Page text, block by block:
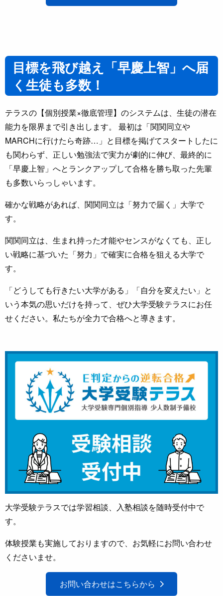
目標を飛び越え「早慶上智」へ届
く生徒も多数！
テラスの【個別授業×徹底管理】のシステムは、生徒の潜在
能力を限界まで引き出します。 最初は「関関同立や
MARCHに行けたら奇跡…」と目標を掲げてスタートしたに
も関わらず、正しい勉強法で実力が劇的に伸び、最終的に
「早慶上智」へとランクアップして合格を勝ち取った先輩
も多数いらっしゃいます。
確かな戦略があれば、関関同立は「努力で届く」大学で
す。
関関同立は、生まれ持った才能やセンスがなくても、正し
い戦略に基づいた「努力」で確実に合格を狙える大学で
す。
「どうしても行きたい大学がある」「自分を変えたい」と
いう本気の思いだけを持って、ぜひ大学受験テラスにお任
せください。私たちが全力で合格へと導きます。
大学受験テラスでは学習相談、入塾相談を随時受付中で
す。
体験授業も実施しておりますので、お気軽にお問い合わせ
くださいませ。
お問い合わせはこちらから